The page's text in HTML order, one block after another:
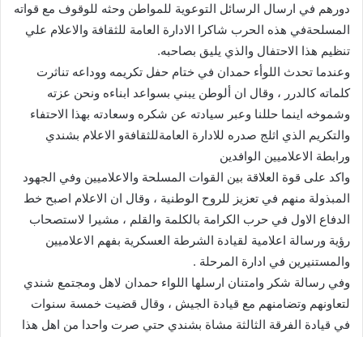
دورهم في ارسال الرسائل التوعوية للمواطن وحثه للوقوف مع قواته
المسلحةفي هذه الحرب شاكرا الادارة العامة للثقافة والاعلام علي
تنظيم هذا الاحتفال والذي يليق بصاحبه.
وعندما تحدث اللوأء حمدان في ختام حفل تكريمه ووداعه تناثرت
كلماته كالدرر ، وقال ان ألوطن يبني بسواعد ابناءه ونحن عزته
وشموخه اينما حللنا وعبر سيادته عن شكره وسعادته بهذا الاحتفاء
والتكريم الذي اثلج صدره للادارة العامةللثقافةو الاعلام بشندي
ورابطة الاعلاميين الوافدين
واكد على قوة العلاقة بين القوات المسلحة والاعلاميين وفي الجهود
المبذولة منهم في تعزيز للروح الوطنية ، وقال ان الاعلام اصبح خط
الدفاع الاول في حرب الكرامة بالكلمة والقلم ، مشيرا لاستصحاب
رؤية ورسالة اعلامية لقيادة الشرطة العسكرية بفهم الاعلاميين
والمستنيرين في ادارة المرحلة .
وفي رسالة شكر وامتنان ارسلها اللواء حمدان لاهل ومجتمع شندي
لتعاونهم وتضامنهم مع قيادة الجيش ، وقال قضيت خمسة سنوات
في قيادة الفرقة الثالثة مشاة بشندي حتي صرت واحدا من اهل هذا